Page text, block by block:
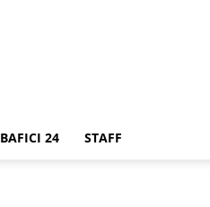
BAFICI 24 STAFF